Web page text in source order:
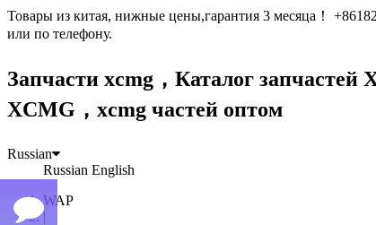
Товары из китая, нижные цены,гарантия 3 месяца！
или по телефону.
Запчасти xcmg，Каталог запчастей
XCMG，xcmg частей оптом
Russian
Russian English
WAP
|